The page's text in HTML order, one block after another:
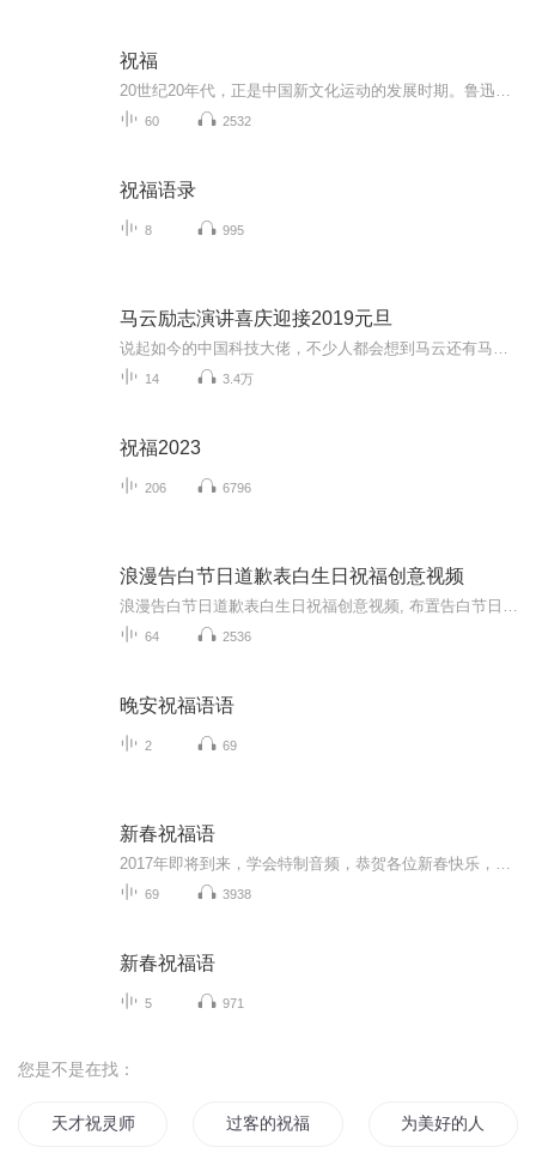
祝福
60 2532
祝福语录
8 995
马云励志演讲喜庆迎接2019元旦
14 3.4万
祝福2023
206 6796
浪漫告白节日道歉表白生日祝福创意视频
64 2536
晚安祝福语语
2 69
新春祝福语
69 3938
新春祝福语
5 971
您是不是在找：
天才祝灵师 过客的祝福 为美好的人生献